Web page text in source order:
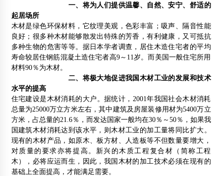
【成果】非结构桉木/杨木单板层积材产业化技术通过鉴定
2012年3月28日
东南大学：中国传统木榫卯结构的当代演绎
2015年9月27日
【韩国】首尔景福宫 樱花烂漫醉心扉
2015年4月16日
地板行业电子商务“花瓶式”发展路
2012年2月16日
木结构工程施工通病及治理
2014年8月24日
一、将为人们提供温馨、自然、安宁、舒适的
起居场所
木材是绿色环保材料，它纹理美观，色彩丰富；吸声、隔音性能
良好；很多种木材能够散发出特殊的芳香，有利健康，又可抵抗
多种生物的危害等等。据日本学者调查，居住木造住宅者的平均
寿命较居住钢筋混凝土造住宅者高9～11岁。而美国一般住宅所用
材料90％为木材。
二、将极大地促进我国木材工业的发展和技术
水平的提高
住宅建设是木材消耗的大户。据统计，2001年我国社会木材消耗
总量为25000万立方米左右，其中建筑及房屋装修用材为5400万立
方米，占总量的21.6％，而发达国家一般均在30％～50％，如果我
国建筑木材消耗达到该水平，则木材工业的加工量将同比扩大。
现有的木材产品，如原木、板方材、人造板等不但数量要增大，
对质量的要求亦将提高。新兴的木质工程复合材（简称工程
木），必将应运而生，因此，我国木材的加工技术必须在现有的
基础上全面提高，才能满足需要。